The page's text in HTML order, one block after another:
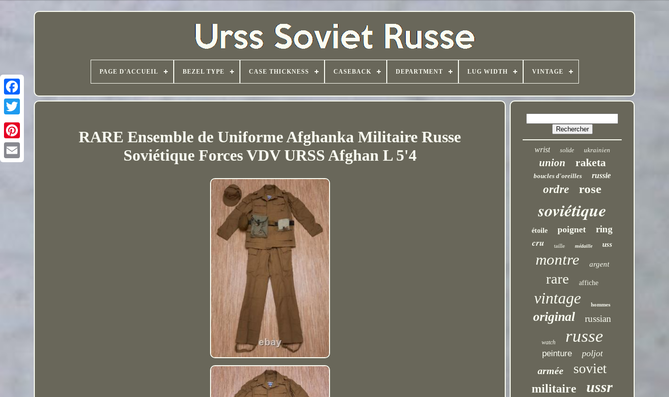
PAGE D'ACCUEIL BEZEL TYPE CASE THICKNESS CASEBACK DEPARTMENT LUG WIDTH VINTAGE
RARE Ensemble de Uniforme Afghanka Militaire Russe
Soviétique Forces VDV URSS Afghan L 5'4
wrist solide ukrainien
union raketa
boucles d'oreilles russie
ordre rose
soviétique
étoile poignet ring
cru taille médaille uss
montre argent
rare affiche
vintage hommes
original russian
watch russe
peinture poljot
armée soviet
militaire ussr